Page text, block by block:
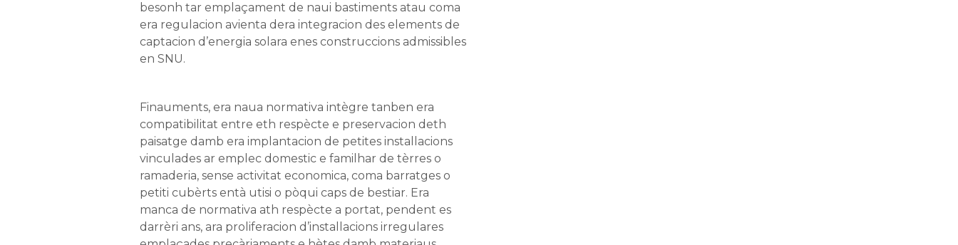
besonh tar emplaçament de naui bastiments atau coma
era regulacion avienta dera integracion des elements de
captacion d’energia solara enes construccions admissibles
en SNU.
Finauments, era naua normativa intègre tanben era
compatibilitat entre eth respècte e preservacion deth
paisatge damb era implantacion de petites installacions
vinculades ar emplec domestic e familhar de tèrres o
ramaderia, sense activitat economica, coma barratges o
petiti cubèrts entà utisi o pòqui caps de bestiar. Era
manca de normativa ath respècte a portat, pendent es
darrèri ans, ara proliferacion d’installacions irregulares